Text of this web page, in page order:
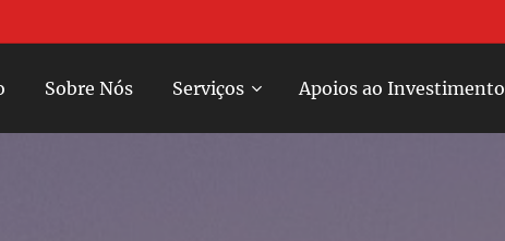
Sobre Nós Serviços Apoios ao Investimento